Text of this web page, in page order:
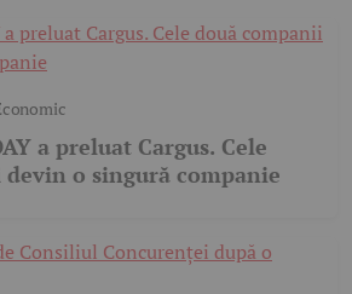
a preluat Cargus. Cele
o singură companie